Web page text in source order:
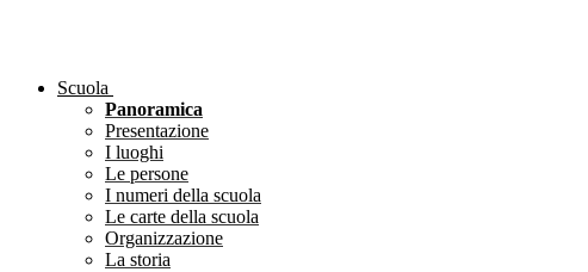
Scuola
Panoramica
Presentazione
I luoghi
Le persone
I numeri della scuola
Le carte della scuola
Organizzazione
La storia